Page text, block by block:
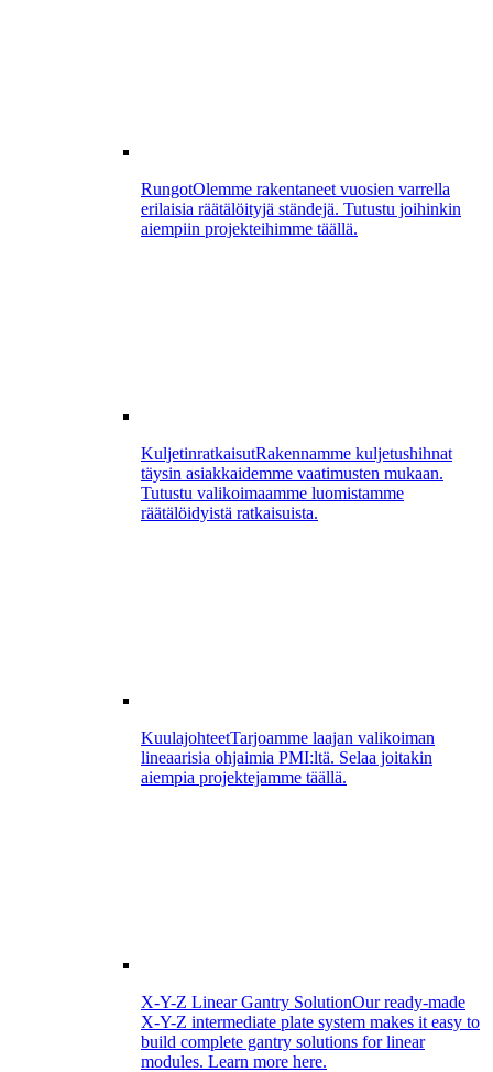
RungotOlemme rakentaneet vuosien varrella
erilaisia räätälöityjä ständejä. Tutustu joihinkin
aiempiin projekteihimme täällä.
KuljetinratkaisutRakennamme kuljetushihnat
täysin asiakkaidemme vaatimusten mukaan.
Tutustu valikoimaamme luomistamme
räätälöidyistä ratkaisuista.
KuulajohteetTarjoamme laajan valikoiman
lineaarisia ohjaimia PMI:ltä. Selaa joitakin
aiempia projektejamme täällä.
X-Y-Z Linear Gantry SolutionOur ready-made
X-Y-Z intermediate plate system makes it easy to
build complete gantry solutions for linear
modules. Learn more here.